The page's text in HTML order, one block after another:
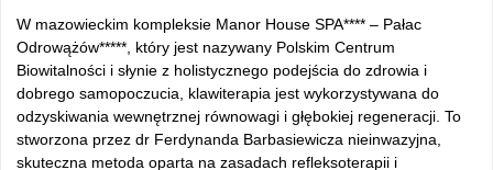
W mazowieckim kompleksie Manor House SPA**** – Pałac
Odrowążów*****, który jest nazywany Polskim Centrum
Biowitalności i słynie z holistycznego podejścia do zdrowia i
dobrego samopoczucia, klawiterapia jest wykorzystywana do
odzyskiwania wewnętrznej równowagi i głębokiej regeneracji. To
stworzona przez dr Ferdynanda Barbasiewicza nieinwazyjna,
skuteczna metoda oparta na zasadach refleksoterapii i